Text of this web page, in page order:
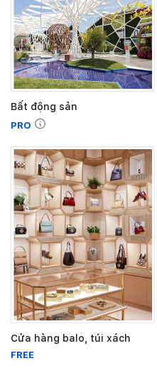
Bất động sản
PRO
Cửa hàng balo, túi xách
FREE